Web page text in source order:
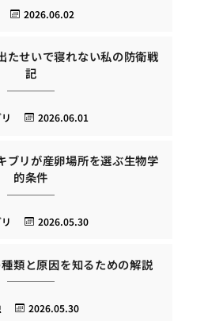
2026.06.02
たせいで寝れない私の防衛戦
記
2026.06.01
ブリが産卵場所を選ぶ生物学
的条件
2026.05.30
類と原因を知るための解説
2026.05.30